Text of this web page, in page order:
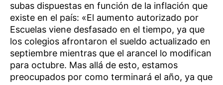
subas dispuestas en función de la inflación que
existe en el país: «El aumento autorizado por
Escuelas viene desfasado en el tiempo, ya que
los colegios afrontaron el sueldo actualizado en
septiembre mientras que el arancel lo modifican
para octubre. Mas allá de esto, estamos
preocupados por como terminará el año, ya que